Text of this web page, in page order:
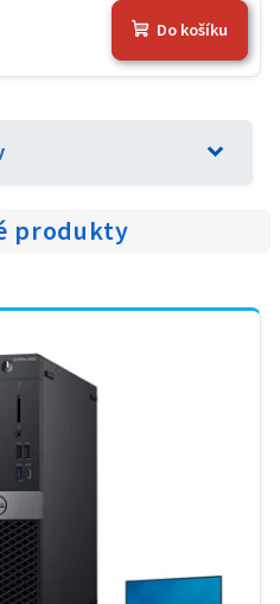
Do košíku
expand_more
produkty